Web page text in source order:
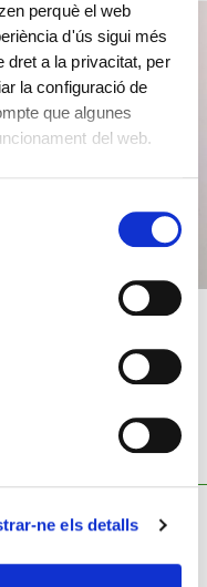
perquè el web
d'ús sigui més
dret a la privacitat, per
la configuració de
que algunes
del web.
ne els detalls
that includes
numerals.